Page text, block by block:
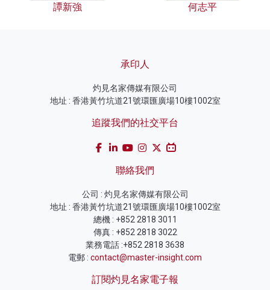
譚新強 何志平
承印人
灼見名家傳媒有限公司
地址 : 香港黃竹坑道21號環匯廣場10樓1002室
追蹤我們的社交平台
聯絡我們
公司 : 灼見名家傳媒有限公司
地址 : 香港黃竹坑道21號環匯廣場10樓1002室
總機 : +852 2818 3011
傳真 : +852 2818 3022
業務電話 :+852 2818 3638
電郵 : contact@master-insight.com
訂閱灼見名家電子報